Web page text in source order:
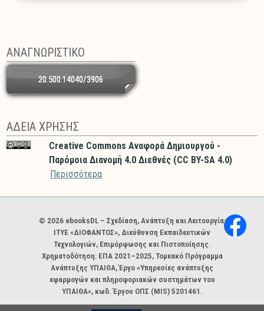
ΑΝΑΓΝΩΡΙΣΤΙΚΟ
20.500.14040/3906
ΑΔΕΙΑ ΧΡΗΣΗΣ
Creative Commons Αναφορά Δημιουργού -
Παρόμοια Διανομή 4.0 Διεθνές (CC BY-SA 4.0)
Περισσότερα
Χορηγοί και φορείς
© 2026 ebooksDL – Σχεδίαση, Ανάπτυξη και Λειτουργία:
ΙΤΥΕ «ΔΙΟΦΑΝΤΟΣ», Διεύθυνση Εκπαιδευτικών
Τεχνολογιών, Επιμόρφωσης και Πιστοποίησης.
Χρηματοδότηση: ΕΠΑ 2021–2025, Τομεακό Πρόγραμμα
Ανάπτυξης ΥΠΑΙΘΑ, Έργο «Υπηρεσίες ανάπτυξης
εφαρμογών και πληροφοριακών συστημάτων του
ΥΠΑΙΘΑ», κωδ. Έργου ΟΠΣ (MIS) 5201461.